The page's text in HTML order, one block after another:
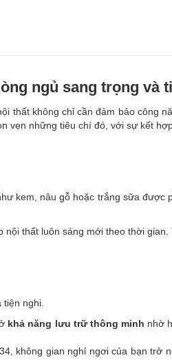
ngủ sang trọng và
thất không chỉ cần đảm bảo công
vẹn những tiêu chí đó, với sự kết
kem, nâu gỗ hoặc trắng sữa được
nội thất luôn sáng mới theo thời
nghi.
khả năng lưu trữ thông minh nhờ
không gian nghỉ ngơi của bạn trở